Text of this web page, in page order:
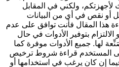
ولكني في المقابل
نقص في أي من البيانات
هذا المقال فأنت توافق على عدم
بتوفير الأدوات في حال
جميع الأدوات موفرة كما
قراءة شروط ترخيص
إن كان يرغب في استخدامها أو